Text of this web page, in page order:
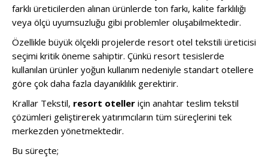
farklı üreticilerden alınan ürünlerde ton farkı, kalite farklılığı
veya ölçü uyumsuzluğu gibi problemler oluşabilmektedir.
Özellikle büyük ölçekli projelerde resort otel tekstili üreticisi
seçimi kritik öneme sahiptir. Çünkü resort tesislerde
kullanılan ürünler yoğun kullanım nedeniyle standart otellere
göre çok daha fazla dayanıklılık gerektirir.
Krallar Tekstil, resort oteller için anahtar teslim tekstil
çözümleri geliştirerek yatırımcıların tüm süreçlerini tek
merkezden yönetmektedir.
Bu süreçte;